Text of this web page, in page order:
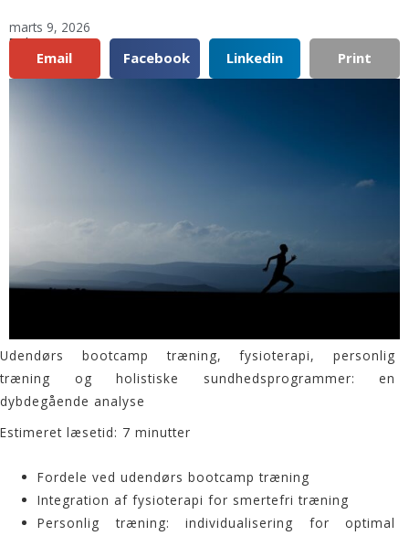
marts 9, 2026
Del:
Email Facebook Linkedin Print
Udendørs bootcamp træning, fysioterapi, personlig
træning og holistiske sundhedsprogrammer: en
dybdegående analyse
Estimeret læsetid: 7 minutter
Fordele ved udendørs bootcamp træning
Integration af fysioterapi for smertefri træning
Personlig træning: individualisering for optimal